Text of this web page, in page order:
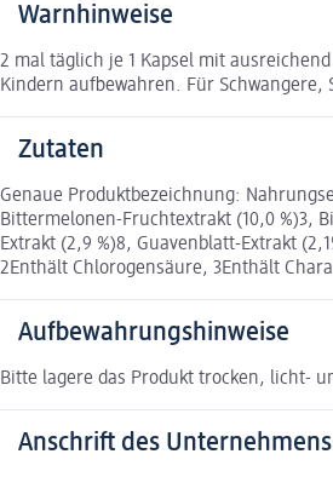
Warnhinweise
2 mal täglich je 1 Kapsel mit
Kindern aufbewahren. Für
Zutaten
Genaue Produktbezeichnung:
Bittermelonen-Fruchtextrakt (10,0 %)3,
Extrakt (2,9 %)8, Guavenblatt-Extrakt
2Enthält Chlorogensäure, 3Enthält
Aufbewahrungshinweise
Bitte lagere das Produkt trocken, licht-
Anschrift des Unternehmens